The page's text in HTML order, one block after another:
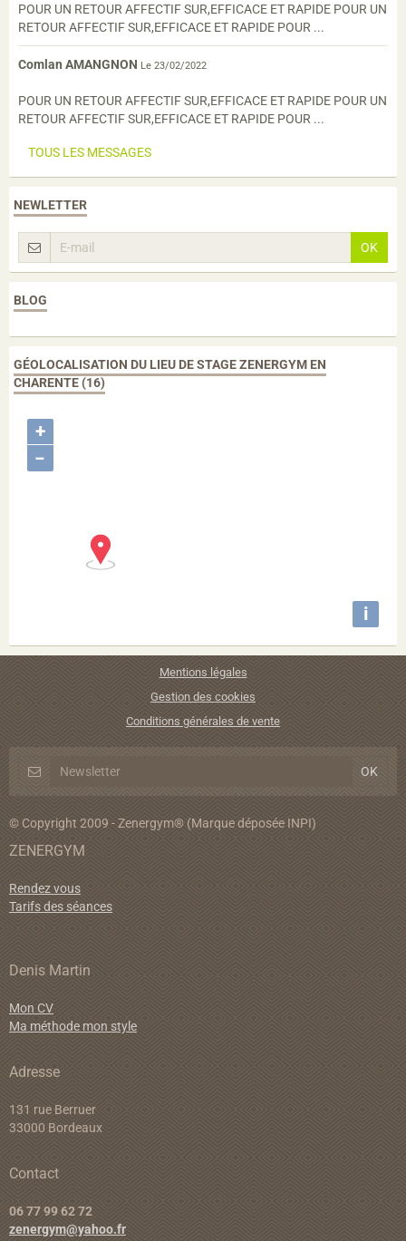
POUR UN RETOUR AFFECTIF SUR,EFFICACE ET RAPIDE POUR UN
RETOUR AFFECTIF SUR,EFFICACE ET RAPIDE POUR ...
Comlan AMANGNON Le 23/02/2022
POUR UN RETOUR AFFECTIF SUR,EFFICACE ET RAPIDE POUR UN
RETOUR AFFECTIF SUR,EFFICACE ET RAPIDE POUR ...
TOUS LES MESSAGES
NEWLETTER
OK
BLOG
GÉOLOCALISATION DU LIEU DE STAGE ZENERGYM EN
CHARENTE (16)
+
−
i
Mentions légales
Gestion des cookies
Conditions générales de vente
© Copyright 2009 - Zenergym® (Marque déposée INPI)
ZENERGYM
Rendez vous
Tarifs des séances
Denis Martin
Mon CV
Ma méthode mon style
Adresse
131 rue Berruer
33000 Bordeaux
Contact
06 77 99 62 72
zenergym@yahoo.fr